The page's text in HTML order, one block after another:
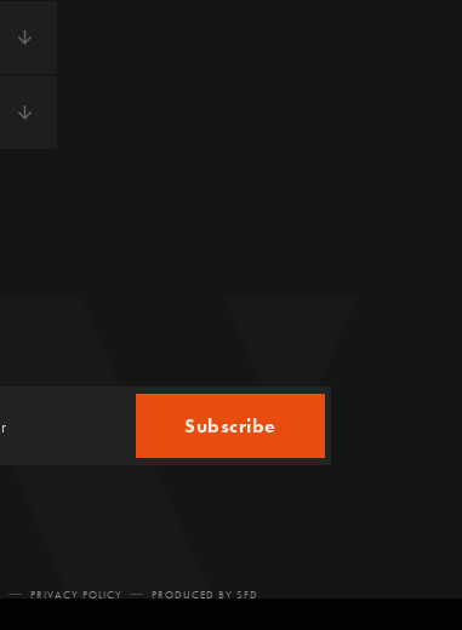
Subscribe
PRIVACY POLICY PRODUCED BY SFD